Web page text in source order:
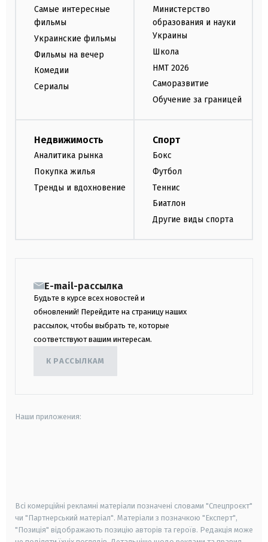
Самые интересные
фильмы
Украинские фильмы
Фильмы на вечер
Комедии
Сериалы
Министерство
образования и науки
Украины
Школа
НМТ 2026
Саморазвитие
Обучение за границей
Недвижимость
Аналитика рынка
Покупка жилья
Тренды и вдохновение
Спорт
Бокс
Футбол
Теннис
Биатлон
Другие виды спорта
E-mail-рассылка
Будьте в курсе всех новостей и
обновлений! Перейдите на страницу наших
рассылок, чтобы выбрать те, которые
соответствуют вашим интересам.
К РАССЫЛКАМ
Наши приложения:
Всі комерційні рекламні матеріали позначені словами "Спецпроєкт"
чи "Партнерський матеріал". Матеріали з позначкою "Експерт",
"Позиція" відображають позицію авторів та героїв. Редакція може